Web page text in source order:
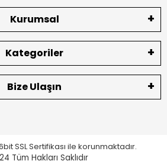
Kurumsal
Kategoriler
Bize Ulaşın
SSL Sertifikası ile korunmaktadır.
Tüm Hakları Saklıdır